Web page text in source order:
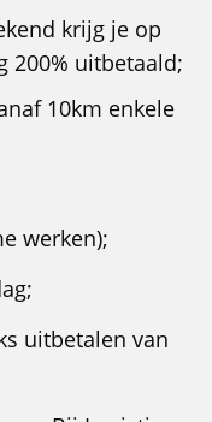
krijg je op
200% uitbetaald;
10km enkele
werken);
uitbetalen van